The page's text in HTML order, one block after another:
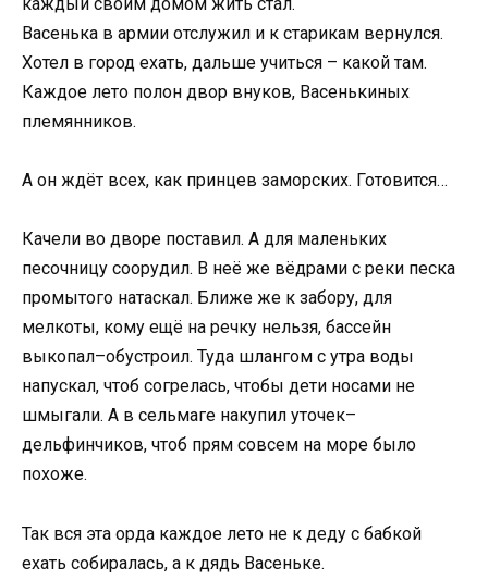
Васенька в армии отслужил и к старикам вернулся.
Хотел в город ехать, дальше учиться – какой там.
Каждое лето полон двор внуков, Васенькиных
племянников.
А он ждёт всех, как принцев заморских. Готовится…
Качели во дворе поставил. А для маленьких
песочницу соорудил. В неё же вёдрами с реки песка
промытого натаскал. Ближе же к забору, для
мелкоты, кому ещё на речку нельзя, бассейн
выкопал–обустроил. Туда шлангом с утра воды
напускал, чтоб согрелась, чтобы дети носами не
шмыгали. А в сельмаге накупил уточек–
дельфинчиков, чтоб прям совсем на море было
похоже.
Так вся эта орда каждое лето не к деду с бабкой
ехать собиралась, а к дядь Васеньке.